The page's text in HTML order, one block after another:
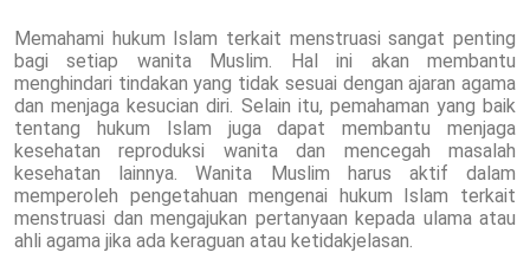
Memahami hukum Islam terkait menstruasi sangat penting
bagi setiap wanita Muslim. Hal ini akan membantu
menghindari tindakan yang tidak sesuai dengan ajaran agama
dan menjaga kesucian diri. Selain itu, pemahaman yang baik
tentang hukum Islam juga dapat membantu menjaga
kesehatan reproduksi wanita dan mencegah masalah
kesehatan lainnya. Wanita Muslim harus aktif dalam
memperoleh pengetahuan mengenai hukum Islam terkait
menstruasi dan mengajukan pertanyaan kepada ulama atau
ahli agama jika ada keraguan atau ketidakjelasan.